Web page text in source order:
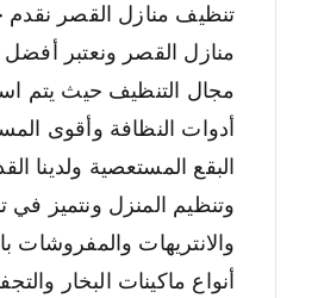
تنظيف منازل القصر
منازل القصر ونعتبر
مجال التنظيف حيث يتم
أدوات النظافة وأقوى
البقع المستعصية ولدينا
وتنظيم المنزل ونتميز في
والانتريهات والمفروشات
أنواع ماكينات البخار